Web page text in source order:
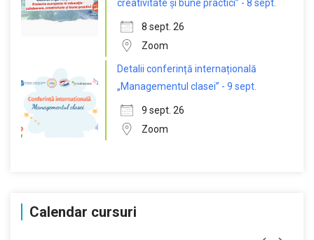
creativitate și bune practici” - 8 sept.
8 sept. 26
Zoom
Detalii conferință internațională
„Managementul clasei” - 9 sept.
9 sept. 26
Zoom
Calendar cursuri